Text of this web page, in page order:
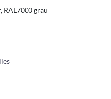
RAL7000 grau